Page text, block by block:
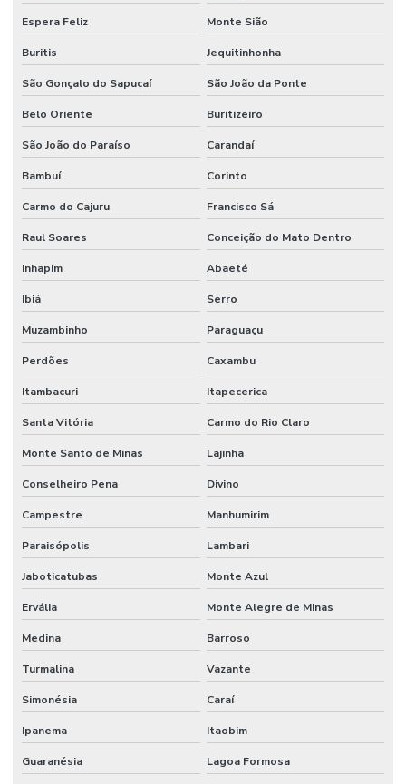
Espera Feliz Monte Sião
Buritis Jequitinhonha
São Gonçalo do Sapucaí São João da Ponte
Belo Oriente Buritizeiro
São João do Paraíso Carandaí
Bambuí Corinto
Carmo do Cajuru Francisco Sá
Raul Soares Conceição do Mato Dentro
Inhapim Abaeté
Ibiá Serro
Muzambinho Paraguaçu
Perdões Caxambu
Itambacuri Itapecerica
Santa Vitória Carmo do Rio Claro
Monte Santo de Minas Lajinha
Conselheiro Pena Divino
Campestre Manhumirim
Paraisópolis Lambari
Jaboticatubas Monte Azul
Ervália Monte Alegre de Minas
Medina Barroso
Turmalina Vazante
Simonésia Caraí
Ipanema Itaobim
Guaranésia Lagoa Formosa